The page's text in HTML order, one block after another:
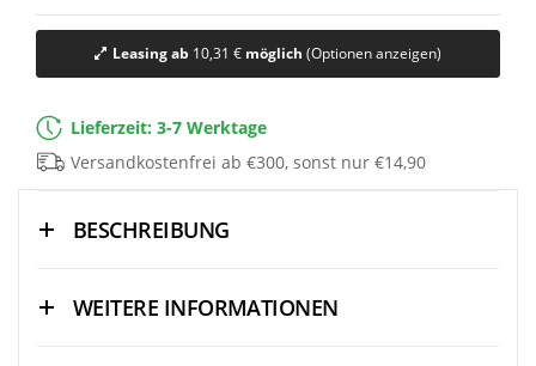
Leasing ab 10,31 € möglich (Optionen anzeigen)
Lieferzeit: 3-7 Werktage
Versandkostenfrei ab €300, sonst nur €14,90
BESCHREIBUNG
WEITERE INFORMATIONEN